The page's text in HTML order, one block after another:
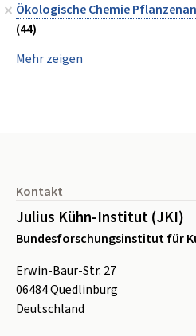
Ökologische Chemie
(44)
Mehr zeigen
Kontakt
Julius Kühn-Institut (JKI)
Bundesforschungsinstitut für
Erwin-Baur-Str. 27
06484Quedlinburg
Deutschland